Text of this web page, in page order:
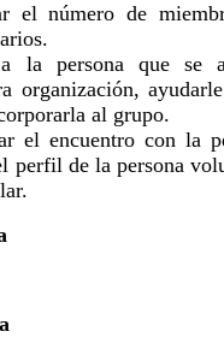
el número de
la persona que se
organización,
al grupo.
el encuentro con la
perfil de la persona